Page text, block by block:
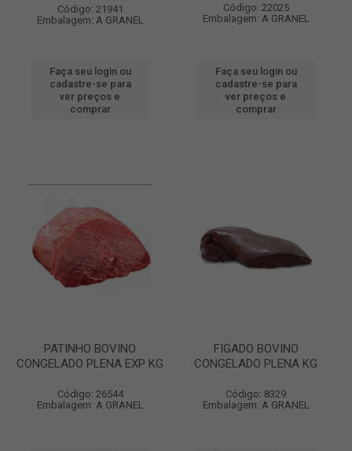
Código: 21941
Embalagem: A GRANEL
Faça seu login ou
cadastre-se para
ver preços e
comprar
Código: 22025
Embalagem: A GRANEL
Faça seu login ou
cadastre-se para
ver preços e
comprar
PATINHO BOVINO
CONGELADO PLENA EXP KG
Código: 26544
Embalagem: A GRANEL
FIGADO BOVINO
CONGELADO PLENA KG
Código: 8329
Embalagem: A GRANEL